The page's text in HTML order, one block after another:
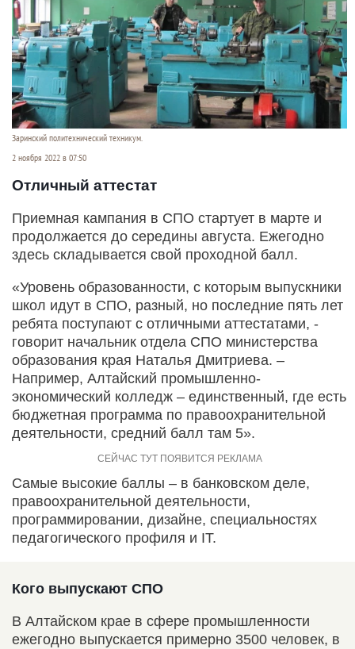
Заринский политехнический техникум.
2 ноября 2022 в 07:50
Отличный аттестат
Приемная кампания в СПО стартует в марте и
продолжается до середины августа. Ежегодно
здесь складывается свой проходной балл.
«Уровень образованности, с которым выпускники
школ идут в СПО, разный, но последние пять лет
ребята поступают с отличными аттестатами, -
говорит начальник отдела СПО министерства
образования края Наталья Дмитриева. –
Например, Алтайский промышленно-
экономический колледж – единственный, где есть
бюджетная программа по правоохранительной
деятельности, средний балл там 5».
Самые высокие баллы – в банковском деле,
правоохранительной деятельности,
программировании, дизайне, специальностях
педагогического профиля и IT.
Кого выпускают СПО
В Алтайском крае в сфере промышленности
ежегодно выпускается примерно 3500 человек, в